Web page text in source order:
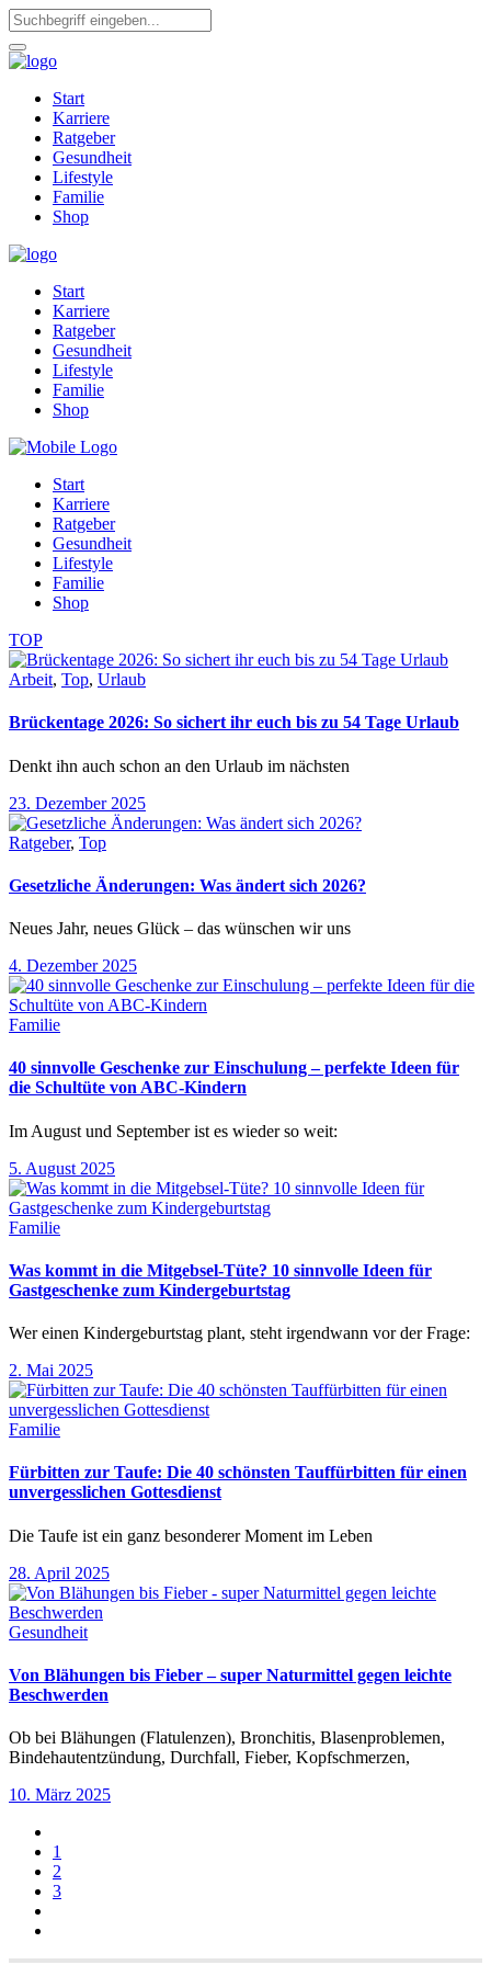
Start
Karriere
Ratgeber
Gesundheit
Lifestyle
Familie
Shop
Start
Karriere
Ratgeber
Gesundheit
Lifestyle
Familie
Shop
Start
Karriere
Ratgeber
Gesundheit
Lifestyle
Familie
Shop
TOP
Arbeit, Top, Urlaub
Brückentage 2026: So sichert ihr euch bis zu 54 Tage Urlaub
Denkt ihn auch schon an den Urlaub im nächsten
23. Dezember 2025
Ratgeber, Top
Gesetzliche Änderungen: Was ändert sich 2026?
Neues Jahr, neues Glück – das wünschen wir uns
4. Dezember 2025
Familie
40 sinnvolle Geschenke zur Einschulung – perfekte Ideen für
die Schultüte von ABC-Kindern
Im August und September ist es wieder so weit:
5. August 2025
Familie
Was kommt in die Mitgebsel-Tüte? 10 sinnvolle Ideen für
Gastgeschenke zum Kindergeburtstag
Wer einen Kindergeburtstag plant, steht irgendwann vor der Frage:
2. Mai 2025
Familie
Fürbitten zur Taufe: Die 40 schönsten Tauffürbitten für einen
unvergesslichen Gottesdienst
Die Taufe ist ein ganz besonderer Moment im Leben
28. April 2025
Gesundheit
Von Blähungen bis Fieber – super Naturmittel gegen leichte
Beschwerden
Ob bei Blähungen (Flatulenzen), Bronchitis, Blasenproblemen,
Bindehautentzündung, Durchfall, Fieber, Kopfschmerzen,
10. März 2025
1
2
3